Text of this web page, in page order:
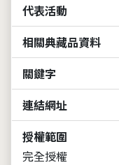
代表活動
相關典藏品資料
關鍵字
連結網址
授權範圍
完全授權